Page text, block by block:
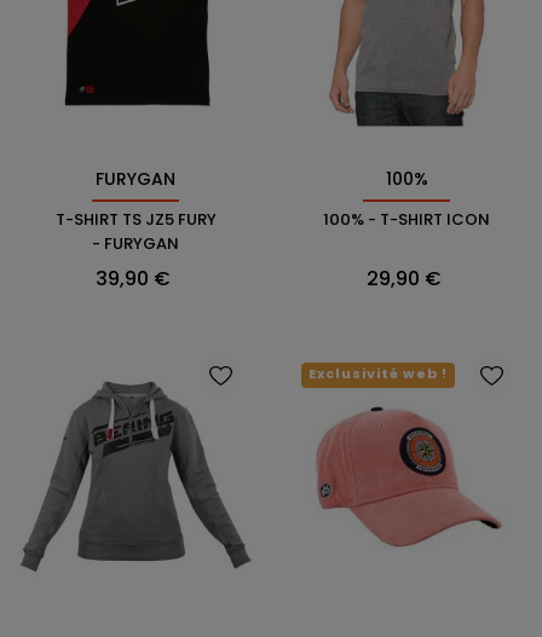
FURYGAN
T-SHIRT TS JZ5 FURY
- FURYGAN
Prix
39,90 €
100%
100% - T-SHIRT ICON
Prix
29,90 €
Exclusivité web !